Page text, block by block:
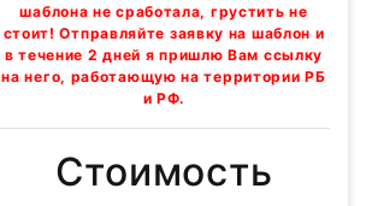
шаблона не сработала, грустить не
стоит! Отправляйте заявку на шаблон и
в течение 2 дней я пришлю Вам ссылку
на него, работающую на территории РБ
и РФ.
Стоимость